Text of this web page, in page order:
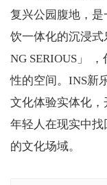
复兴公园腹地，
饮一体化的沉浸式
NG SERIOUS」
性的空间。INS新
文化体验实体化
年轻人在现实中
的文化场域。